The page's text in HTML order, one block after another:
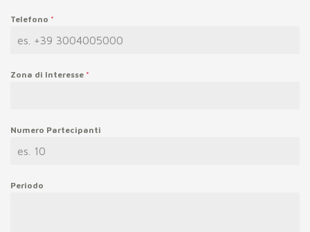
Telefono *
Zona di Interesse *
Numero Partecipanti
Periodo